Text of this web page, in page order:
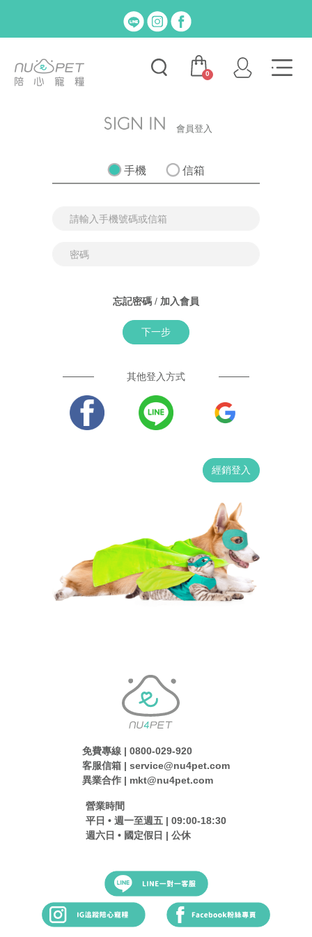
0
會員登入
手機 信箱
忘記密碼 / 加入會員
下一步
其他登入方式
經銷登入
免費專線 | 0800-029-920
客服信箱 | service@nu4pet.com
異業合作 | mkt@nu4pet.com
營業時間
平日 • 週一至週五 | 09:00-18:30
週六日 • 國定假日 | 公休